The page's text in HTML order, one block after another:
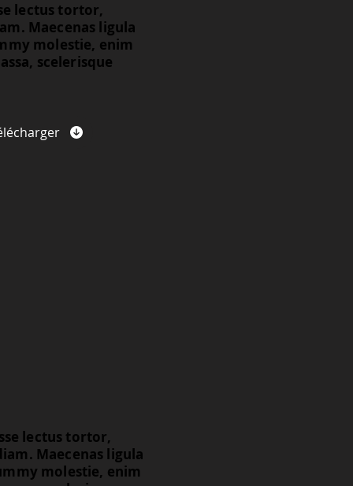
lectus tortor,
Maecenas ligula
molestie, enim
scelerisque
lectus tortor,
Maecenas ligula
molestie, enim